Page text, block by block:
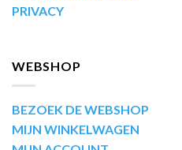
PRIVACY
WEBSHOP
BEZOEK DE WEBSHOP
MIJN WINKELWAGEN